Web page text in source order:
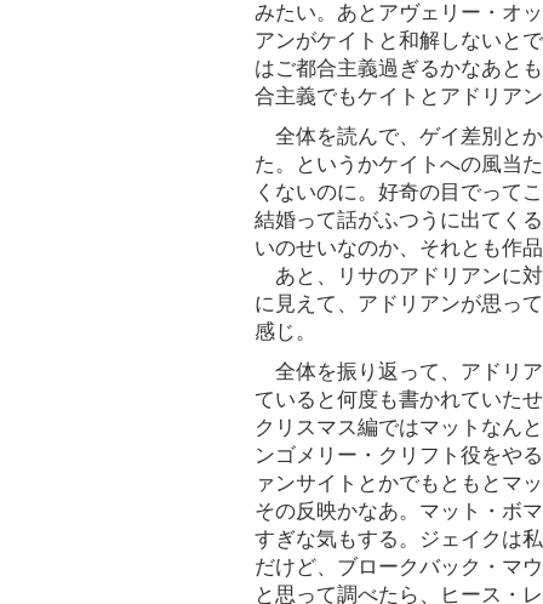
みたい。あとアヴェリー・オ
アンがケイトと和解しないと
はご都合主義過ぎるかなあと
合主義でもケイトとアドリア
全体を読んで、ゲイ差別と
た。というかケイトへの風当
くないのに。好奇の目でって
結婚って話がふつうに出てく
いのせいなのか、それとも作
あと、リサのアドリアンに
に見えて、アドリアンが思っ
感じ。
全体を振り返って、アドリ
ていると何度も書かれていた
クリスマス編ではマットなん
ンゴメリー・クリフト役をや
ァンサイトとかでもともとマ
その反映かなあ。マット・ボ
すぎな気もする。ジェイクは
だけど、ブロークバック・マ
と思って調べたら、ヒース・